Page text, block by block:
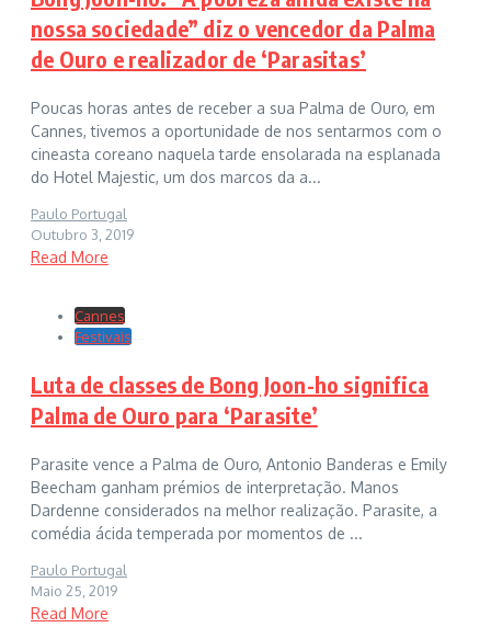
nossa sociedade” diz o vencedor da Palma
de Ouro e realizador de ‘Parasitas’
Poucas horas antes de receber a sua Palma de Ouro, em
Cannes, tivemos a oportunidade de nos sentarmos com o
cineasta coreano naquela tarde ensolarada na esplanada
do Hotel Majestic, um dos marcos da a...
Paulo Portugal
Outubro 3, 2019
Read More
Cannes
Festivais
Luta de classes de Bong Joon-ho significa
Palma de Ouro para ‘Parasite’
Parasite vence a Palma de Ouro, Antonio Banderas e Emily
Beecham ganham prémios de interpretação. Manos
Dardenne considerados na melhor realização. Parasite, a
comédia ácida temperada por momentos de ...
Paulo Portugal
Maio 25, 2019
Read More